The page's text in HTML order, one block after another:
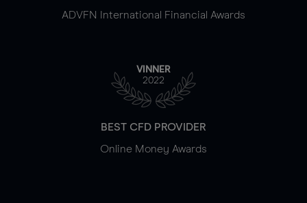
ADVFN International Financial Awards
VINNER
2022
BEST CFD PROVIDER
Online Money Awards